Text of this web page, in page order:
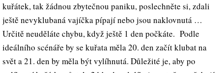
kuřátek, tak žádnou zbytečnou paniku, poslechněte si, zdali
ještě nevyklubaná vajíčka pípají nebo jsou naklovnutá …
Určitě neuděláte chybu, když ještě 1 den počkáte. Podle
ideálního scénáře by se kuřata měla 20. den začít klubat na
svět a 21. den by měla být vylíhnutá. Důležité je, aby po